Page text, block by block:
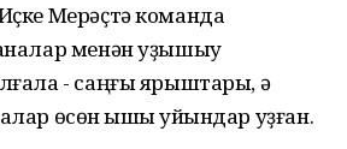
Мерәҫтә команда
менән уҙышыу
- саңғы ярыштары, ә
өсөн ҡышҡы уйындар уҙған.